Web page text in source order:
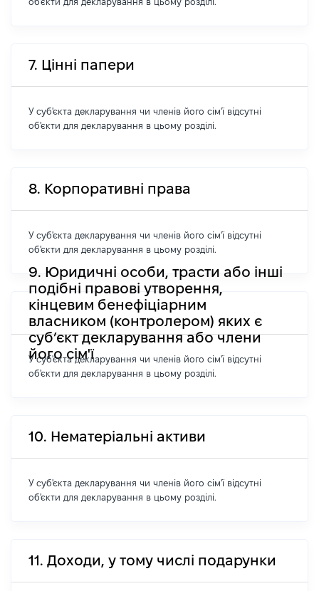
7. Цінні папери
У суб'єкта декларування чи членів його сім'ї відсутні
об'єкти для декларування в цьому розділі.
8. Корпоративні права
У суб'єкта декларування чи членів його сім'ї відсутні
об'єкти для декларування в цьому розділі.
9. Юридичні особи, трасти або інші
подібні правові утворення,
кінцевим бенефіціарним
власником (контролером) яких є
суб’єкт декларування або члени
його сім'ї
У суб'єкта декларування чи членів його сім'ї відсутні
об'єкти для декларування в цьому розділі.
10. Нематеріальні активи
У суб'єкта декларування чи членів його сім'ї відсутні
об'єкти для декларування в цьому розділі.
11. Доходи, у тому числі подарунки